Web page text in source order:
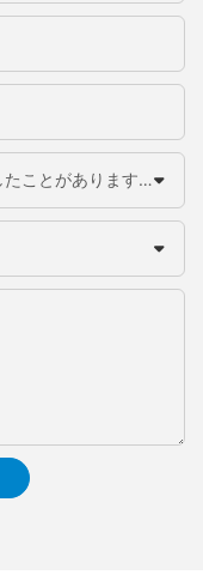
中国からステージライトを以前に購入したことがありますか？